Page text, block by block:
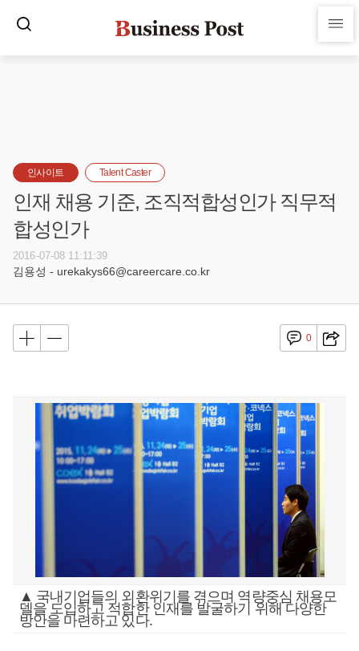
인사이트 Talent Caster
인재 채용 기준, 조직적합성인가 직무적
합성인가
2016-07-08 11:11:39
김용성 - urekakys66@careercare.co.kr
0
▲ 국내기업들의 외환위기를 겪으며 역량중심 채용모
델을 도입하고 적합한 인재를 발굴하기 위해 다양한
방안을 마련하고 있다.